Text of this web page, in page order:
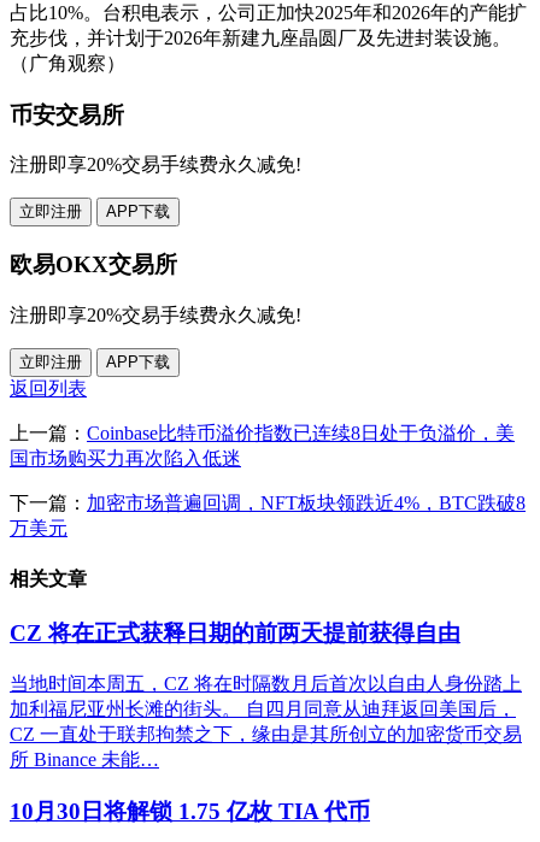
占比10%。台积电表示，公司正加快2025年和2026年的产能扩
充步伐，并计划于2026年新建九座晶圆厂及先进封装设施。
（广角观察）
币安交易所
注册即享20%交易手续费永久减免!
立即注册 APP下载
欧易OKX交易所
注册即享20%交易手续费永久减免!
立即注册 APP下载
返回列表
上一篇： Coinbase比特币溢价指数已连续8日处于负溢价，美
国市场购买力再次陷入低迷
下一篇： 加密市场普遍回调，NFT板块领跌近4%，BTC跌破8
万美元
相关文章
CZ 将在正式获释日期的前两天提前获得自由
当地时间本周五，CZ 将在时隔数月后首次以自由人身份踏上
加利福尼亚州长滩的街头。 自四月同意从迪拜返回美国后，
CZ 一直处于联邦拘禁之下，缘由是其所创立的加密货币交易
所 Binance 未能…
10月30日将解锁 1.75 亿枚 TIA 代币